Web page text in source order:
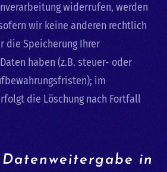
widerrufen, werden
wir keine anderen rechtlich
die Speicherung Ihrer
haben (z.B. steuer- oder
im
die Löschung nach Fortfall
in